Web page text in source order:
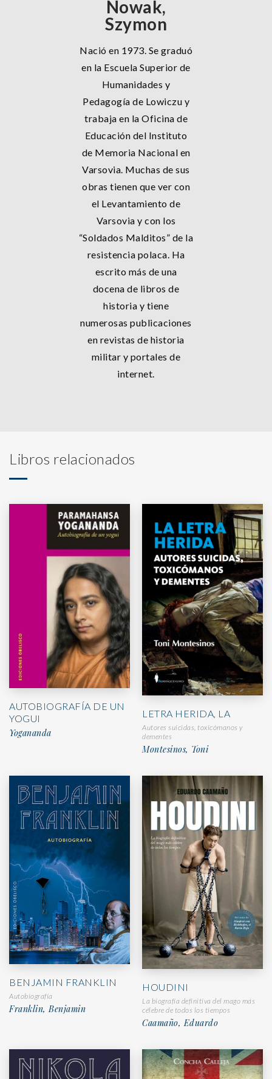
Nowak,
Szymon
Nació en 1973. Se graduó
en la Escuela Superior de
Humanidades y
Pedagogía de Lowiczu y
trabaja en la Oficina de
Educación del Instituto
de Memoria Nacional en
Varsovia. Muchas de sus
obras tienen que ver con
el Levantamiento de
Varsovia y con los
“Soldados Malditos” de la
resistencia polaca. Ha
escrito más de una
docena de libros de
historia y tiene
numerosas publicaciones
en revistas de historia
militar y portales de
internet.
Libros relacionados
AUTOBIOGRAFÍA DE UN
YOGUI
Yogananda
LETRA HERIDA, LA
Autores suicidas, toxicómanos y
dementes
Montesinos, Toni
BENJAMIN FRANKLIN
Autobiografía
Franklin, Benjamin
HOUDINI
La biografía definitiva del mago más
célebre de todos los tiempos
Caamaño, Eduardo